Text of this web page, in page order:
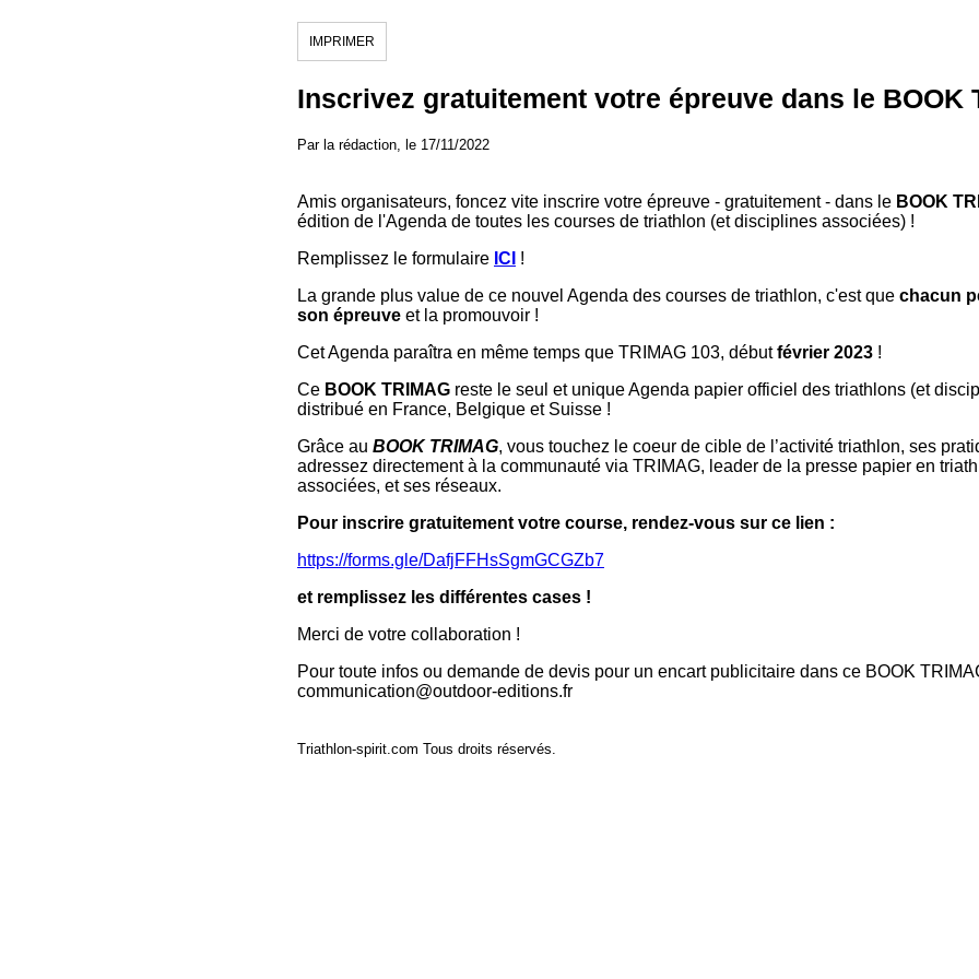
IMPRIMER
Inscrivez gratuitement votre épreuve dans le BOOK
Par la rédaction, le 17/11/2022
Amis organisateurs, foncez vite inscrire votre épreuve - gratuitement - dans le BOOK
édition de l'Agenda de toutes les courses de triathlon (et disciplines associées) !
Remplissez le formulaire ICI !
La grande plus value de ce nouvel Agenda des courses de triathlon, c'est que chacun
son épreuve et la promouvoir !
Cet Agenda paraîtra en même temps que TRIMAG 103, débutfévrier 2023 !
Ce BOOK TRIMAG reste le seul et unique Agenda papier officiel des triathlons (et
distribué en France, Belgique et Suisse !
Grâce au BOOK TRIMAG, vous touchez le coeur de cible de l’activité triathlon, ses
adressez directement à la communauté via TRIMAG, leader de la presse papier en
associées, et ses réseaux.
Pour inscrire gratuitement votre course, rendez-vous sur ce lien :
https://forms.gle/DafjFFHsSgmGCGZb7
et remplissez les différentes cases !
Merci de votre collaboration !
Pour toute infos ou demande de devis pour un encart publicitaire dans ce BOOK
communication@outdoor-editions.fr
Triathlon-spirit.com Tous droits réservés.